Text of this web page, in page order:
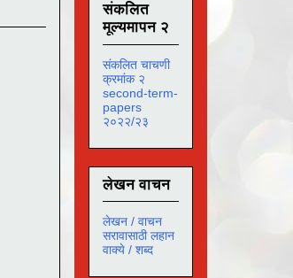
संकलित
मूल्यमापन २
संकलित चाचणी
क्रमांक २
second-term-
papers
२०२२/२३
लेखन वाचन
लेखन / वाचन
सरावासाठी लहान
वाक्ये / शब्द